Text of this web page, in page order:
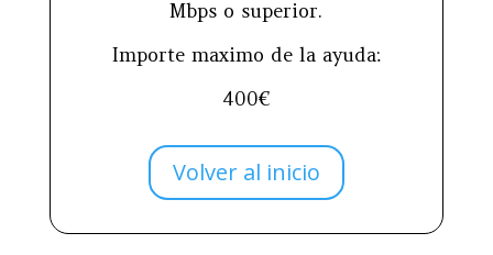
Mbps o superior.
Importe maximo de la ayuda:
400€
Volver al inicio